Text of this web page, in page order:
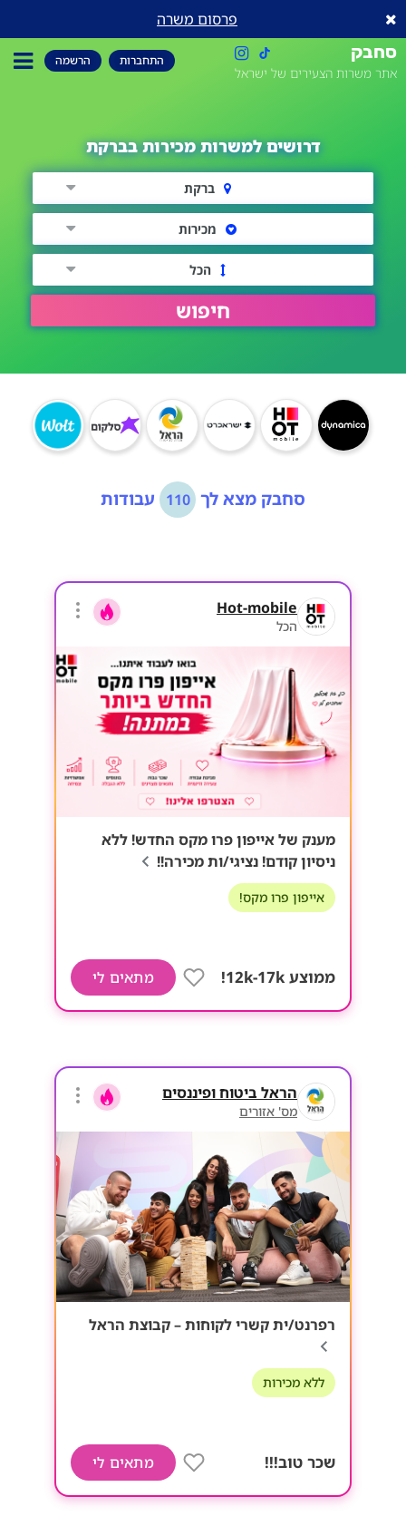
פרסום משרה
סחבק
אתר משרות הצעירים של ישראל
התחברות הרשמה
דרושים למשרות מכירות בברקת
ברקת
מכירות
הכל
חיפוש
סחבק מצא לך 110 עבודות
Hot-mobile
הכל
מענק של אייפון פרו מקס החדש! ללא
ניסיון קודם! נציגי/ות מכירה!!
אייפון פרו מקס!
ממוצע 12k-17k! מתאים לי
הראל ביטוח ופיננסים
מס' אזורים
רפרנט/ית קשרי לקוחות – קבוצת הראל
ללא מכירות
שכר טוב!!! מתאים לי